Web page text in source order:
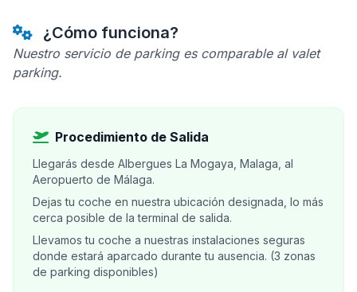
¿Cómo funciona?
Nuestro servicio de parking es comparable al valet
parking.
Procedimiento de Salida
Llegarás desde Albergues La Mogaya, Malaga, al
Aeropuerto de Málaga.
Dejas tu coche en nuestra ubicación designada, lo más
cerca posible de la terminal de salida.
Llevamos tu coche a nuestras instalaciones seguras
donde estará aparcado durante tu ausencia. (3 zonas
de parking disponibles)